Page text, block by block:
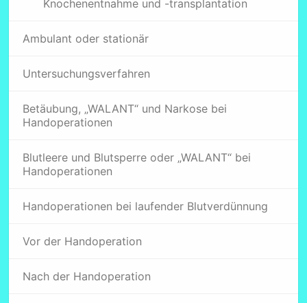
Knochenentnahme und -transplantation
Ambulant oder stationär
Untersuchungsverfahren
Betäubung, „WALANT“ und Narkose bei
Handoperationen
Blutleere und Blutsperre oder „WALANT“ bei
Handoperationen
Handoperationen bei laufender Blutverdünnung
Vor der Handoperation
Nach der Handoperation